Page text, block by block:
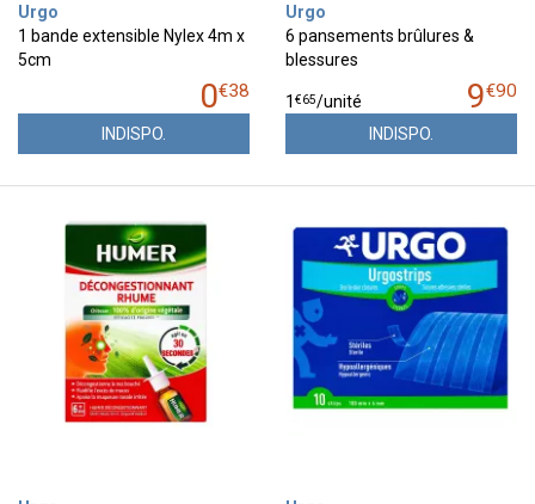
Urgo
1 bande extensible Nylex 4m x
5cm
0€38
INDISPO.
Urgo
6 pansements brûlures &
blessures
9€90
1 €65/unité
INDISPO.